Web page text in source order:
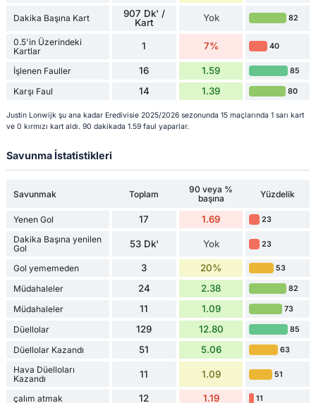
Dakika Başına Kart
907 Dk' /
Kart
Yok 82
0.5'in Üzerindeki
Kartlar
1 7% 40
İşlenen Fauller 16 1.59 85
Karşı Faul 14 1.39 80
Justin Lonwijk şu ana kadar Eredivisie 2025/2026 sezonunda 15 maçlarında 1 sarı kart
ve 0 kırmızı kart aldı. 90 dakikada 1.59 faul yaparlar.
Savunma İstatistikleri
Savunmak Toplam
90 veya %
başına
Yüzdelik
Yenen Gol 17 1.69 23
Dakika Başına yenilen
Gol
53 Dk' Yok 23
Gol yememeden 3 20% 53
Müdahaleler 24 2.38 82
Müdahaleler 11 1.09 73
Düellolar 129 12.80 85
Düellolar Kazandı 51 5.06 63
Hava Düelloları
Kazandı
11 1.09 51
çalım atmak 12 1.19 11